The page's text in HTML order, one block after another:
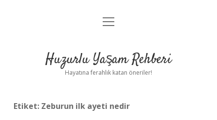
Anasayfa
Yasal Uyarı
menüyü
Huzurlu Yaşam Rehberi
Hayatına ferahlık katan öneriler!
Etiket: Zeburun ilk ayeti nedir